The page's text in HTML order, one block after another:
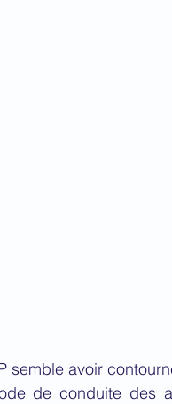
semble avoir
de conduite des